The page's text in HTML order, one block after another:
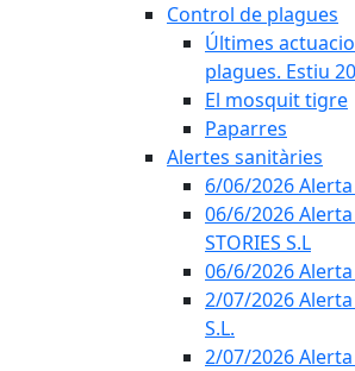
Control de plagues
Últimes
plagues. Estiu
El mosquit tigre
Paparres
Alertes sanitàries
6/06/2026
06/6/2026 Alerta
STORIES S.L
06/6/2026 Alerta
2/07/2026 Alerta
S.L.
2/07/2026 Alerta